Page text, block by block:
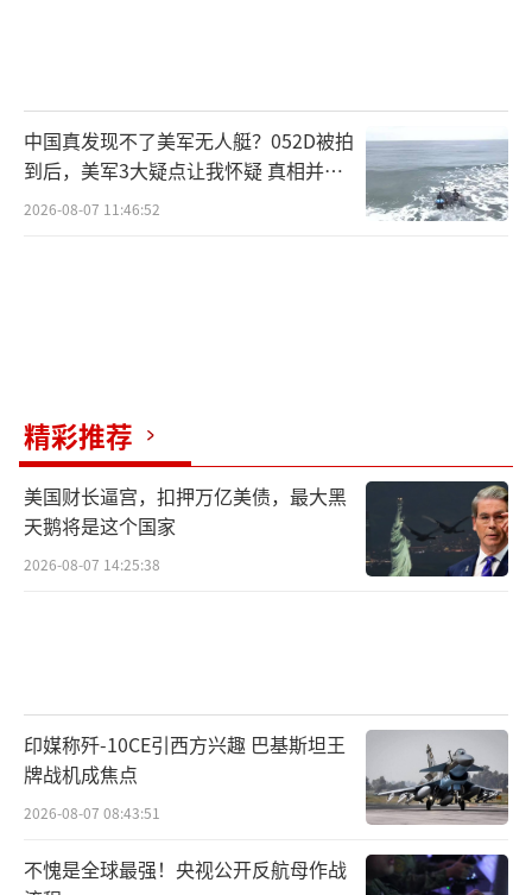
中国真发现不了美军无人艇？052D被拍
到后，美军3大疑点让我怀疑 真相并非
如此
2026-08-07 11:46:52
精彩推荐
美国财长逼宫，扣押万亿美债，最大黑
天鹅将是这个国家
2026-08-07 14:25:38
印媒称歼-10CE引西方兴趣 巴基斯坦王
牌战机成焦点
2026-08-07 08:43:51
不愧是全球最强！央视公开反航母作战